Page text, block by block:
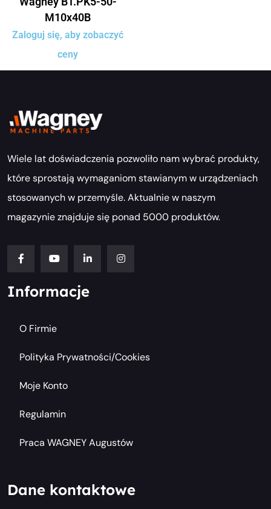
M10x40B
Zaloguj się, aby zobaczyć
ceny
Wiele lat doświadczenia pozwoliło nam wybrać produkty,
które sprostają wymaganiom stawianym w urządzeniach
stosowanych w przemyśle. Aktualnie w naszym
magazynie znajduje się ponad 5000 produktów.
Informacje
O Firmie
Polityka Prywatności/cookies
Moje Konto
Regulamin
Praca WAGNEY Augustów
Dane kontaktowe